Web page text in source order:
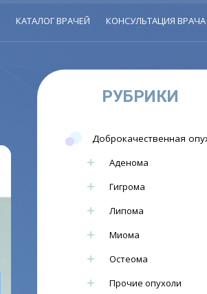
КАТАЛОГ ВРАЧЕЙ КОНСУЛЬТАЦИЯ ВРАЧА
РУБРИКИ
Доброкачественная
Аденома
Гигрома
Липома
Миома
Остеома
Прочие опухоли